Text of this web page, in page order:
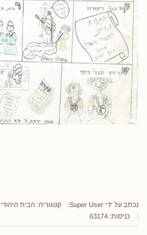
נכתב על ידי Super User קטגוריה: הבית היהודי
כניסות: 63174